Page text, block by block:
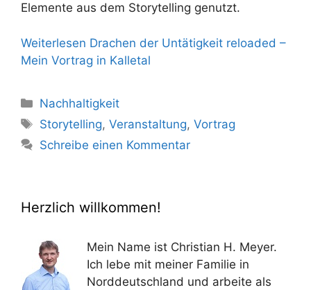
Elemente aus dem Storytelling genutzt.
Weiterlesen Drachen der Untätigkeit reloaded –
Mein Vortrag in Kalletal
Kategorien
Nachhaltigkeit
Schlagwörter
Storytelling,Veranstaltung,Vortrag
Schreibe einen Kommentar
Herzlich willkommen!
Mein Name ist Christian H. Meyer.
Ich lebe mit meiner Familie in
Norddeutschland und arbeite als